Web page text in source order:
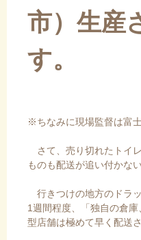
市）生産
す。
※ちなみに現場監督は富
さて、売り切れたトイ
ものも配送が追い付かな
行きつけの地方のドラ
1週間程度、「独自の倉
型店舗は極めて早く配送